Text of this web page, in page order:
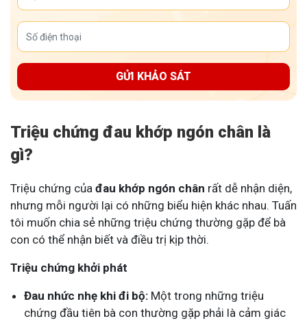
GỬI KHẢO SÁT
Triệu chứng đau khớp ngón chân là
gì?
Triệu chứng của đau khớp ngón chân rất dễ nhận diện,
nhưng mỗi người lại có những biểu hiện khác nhau. Tuấn
tôi muốn chia sẻ những triệu chứng thường gặp để bà
con có thể nhận biết và điều trị kịp thời.
Triệu chứng khởi phát
Đau nhức nhẹ khi đi bộ: Một trong những triệu
chứng đầu tiên bà con thường gặp phải là cảm giác